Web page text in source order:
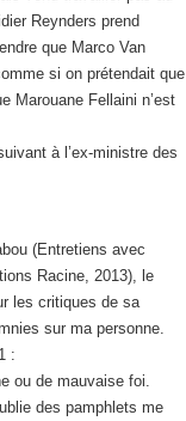
Reynders prend
que Marco Van
si on prétendait que
Marouane Fellaini n’est
à l’ex-ministre des
(Entretiens avec
Racine, 2013), le
les critiques de sa
sur ma personne.
:
ou de mauvaise foi.
des pamphlets me